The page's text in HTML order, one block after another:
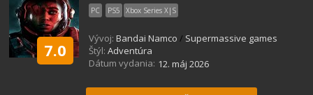
7.0
PC PS5 Xbox Series X|S
Vývoj: Bandai Namco / Supermassive games
Štýl: Adventúra
Dátum vydania: 12. máj 2026